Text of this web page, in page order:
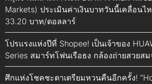
Markets) ประเมินค่าเงินบาทวันนี้เคลื่อน
33.20 บาท/ดอลลาร์
โปรแรงแห่งปีที่ Shopee! เป็นเจ้าของ
Series สมาร์ทโฟนเรือธง กล้องถ่ายสวยสม
ศึกแห่งโชคชะตาเตรียมหวนคืนอีกครั้ง!